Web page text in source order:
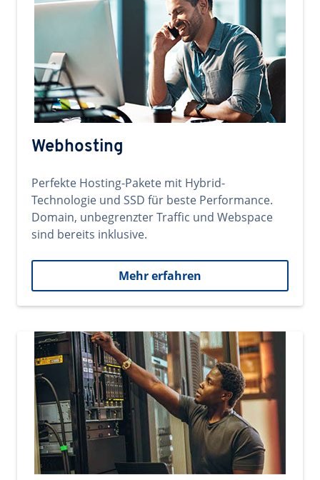
Webhosting
Perfekte Hosting-Pakete mit Hybrid-
Technologie und SSD für beste Performance.
Domain, unbegrenzter Traffic und Webspace
sind bereits inklusive.
Mehr erfahren